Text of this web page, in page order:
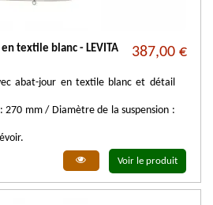
textile blanc - LEVITA 387,00 €
abat-jour en textile blanc et détail
270 mm / Diamètre de la suspension :
Voir le produit